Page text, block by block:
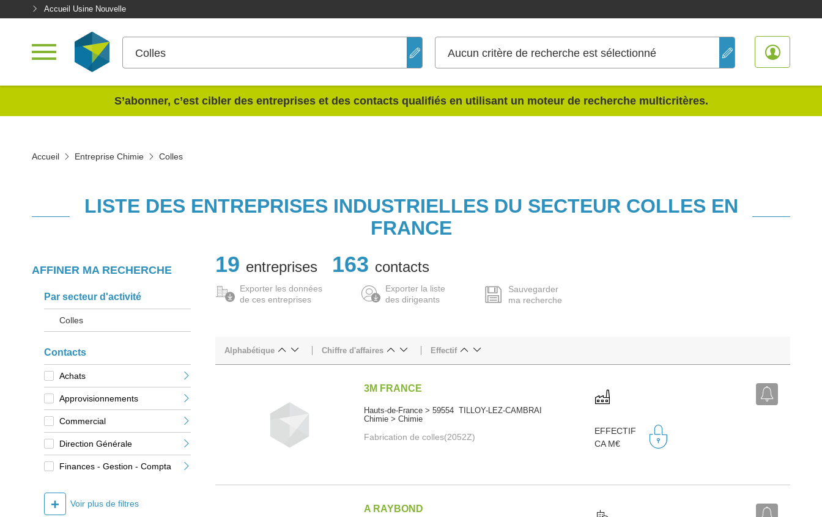
Accueil Usine Nouvelle
Colles Aucun critère de recherche est sélectionné
S’abonner, c’est cibler des entreprises et des contacts qualifiés en utilisant un moteur de recherche multicritères.
Accueil Entreprise Chimie Colles
LISTE DES ENTREPRISES INDUSTRIELLES DU SECTEUR COLLES EN
FRANCE
AFFINER MA RECHERCHE
Par secteur d'activité
Colles
Contacts
Achats
Approvisionnements
Commercial
Direction Générale
Finances - Gestion - Compta
+ Voir plus de filtres
19 entreprises 163 contacts
Exporter les données
de ces entreprises
Exporter la liste
des dirigeants
Sauvegarder
ma recherche
Alphabétique Chiffre d'affaires Effectif
3M FRANCE
Hauts-de-France > 59554 TILLOY-LEZ-CAMBRAI
Chimie > Chimie
Fabrication de colles(2052Z)
EFFECTIF
CA M€
A RAYBOND